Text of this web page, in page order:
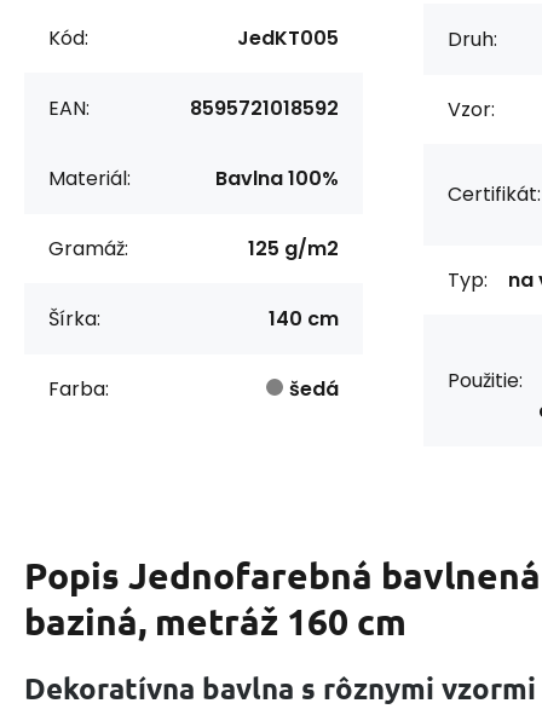
Kód: JedKT005
EAN: 8595721018592
Materiál: Bavlna 100%
Gramáž: 125 g/m2
Šírka: 140 cm
Farba: šedá
Druh:
Vzor:
Certifikát:
Typ: na
Použitie:
Popis Jednofarebná
baziná, metráž 160 cm
Dekoratívna bavlna s rôznymi vzormi